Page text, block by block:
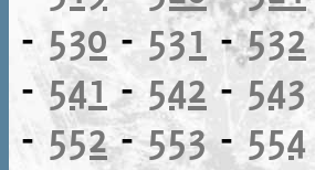
- 530 - 531 -532
-541 -542 - 543
- 552-553- 554